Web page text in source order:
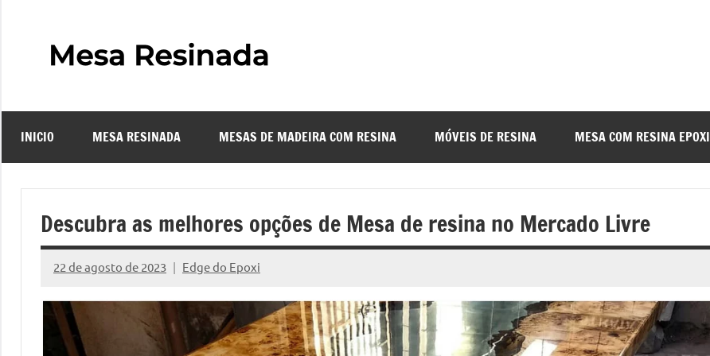
Resinada
–
Como
Fazer
uma
Mesa
resinadas,
a
elegância
se
encontra
INICIO MESA RESINADA MESAS DE MADEIRA COM RESINA MÓVEIS DE RESINA MESA COM RESINA EPOXI
Descubra as melhores opções de Mesa de resina no Mercado Livre
22 de agosto de 2023 Edge do Epoxi
Nenhum
Comentário